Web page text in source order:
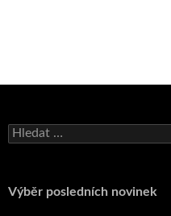
Vyhledávání
Výběr posledních novinek
Andy Appleton obhájil
Pražský přebor neskrblil